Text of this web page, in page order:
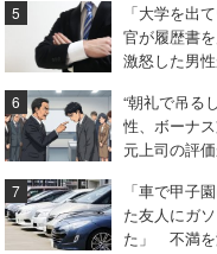
「大学を出
官が履歴書
激怒した男
“朝礼で吊る
性、ボーナ
元上司の評
「車で甲子
た友人にガ
た」 不満を